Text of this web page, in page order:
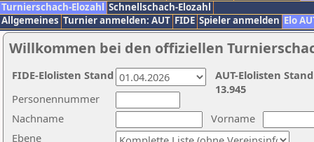
Turnierschach-Elozahl Schnellschach-Elozahl
Allgemeines Turnier anmelden: AUT FIDE Spieler anmelden Elo
Willkommen bei den offiziellen
Nachname
Vorname
Ebene
Personennummer
AUT-Elolisten
13.945
FIDE-Elolisten Stand